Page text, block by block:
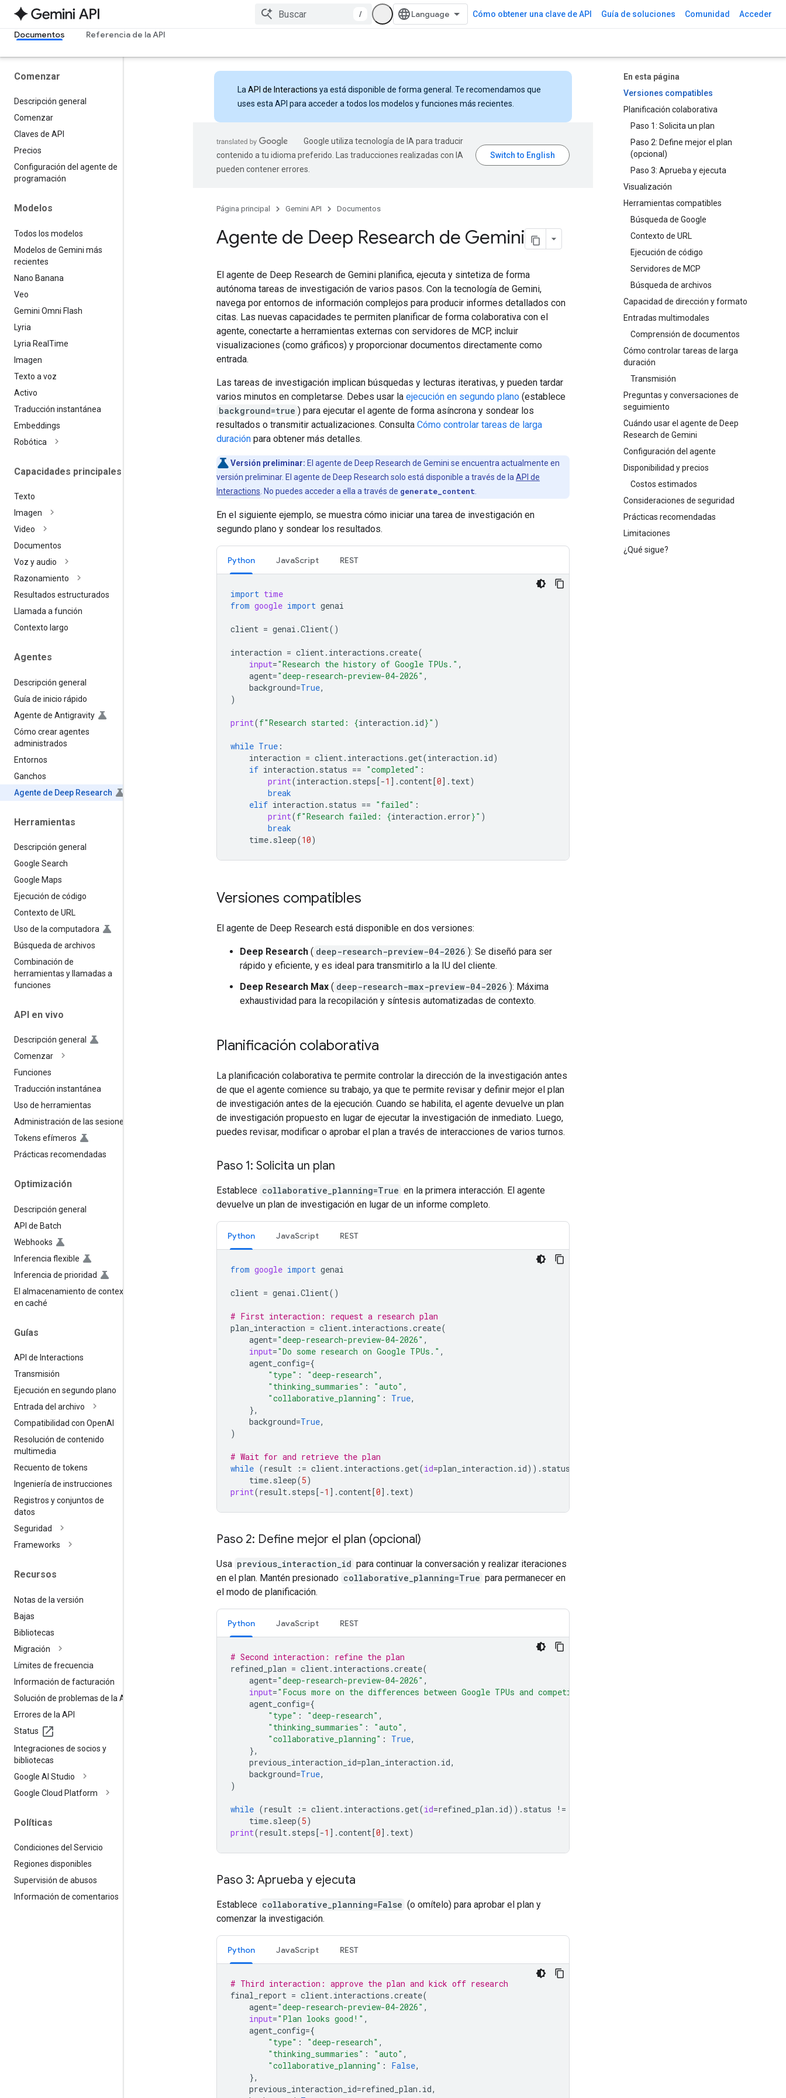
/ Cómo obtener una clave de API Guía de soluciones Comunidad Acceder
Documentos Referencia de la API
Comenzar
Descripción general
Comenzar
Claves de API
Precios
Configuración del agente de
programación
Modelos
Todos los modelos
Modelos de Gemini más
recientes
Nano Banana
Veo
Gemini Omni Flash
Lyria
Lyria Real Time
Imagen
Texto a voz
Activo
Traducción instantánea
Embeddings
Robótica
Capacidades principales
Texto
Imagen
Video
Documentos
Voz y audio
Razonamiento
Resultados estructurados
Llamada a función
Contexto largo
Agentes
Descripción general
Guía de inicio rápido
Agente de Antigravity
Cómo crear agentes
administrados
Entornos
Ganchos
Agente de Deep Research
Herramientas
Descripción general
Google Search
Google Maps
Ejecución de código
Contexto de URL
Uso de la computadora
Búsqueda de archivos
Combinación de
herramientas y llamadas a
funciones
API en vivo
Descripción general
Comenzar
Funciones
Traducción instantánea
Uso de herramientas
Administración de las sesiones
Tokens efímeros
Prácticas recomendadas
Optimización
Descripción general
API de Batch
Webhooks
Inferencia flexible
Inferencia de prioridad
El almacenamiento de contexto
en caché
Guías
API de Interactions
Transmisión
Ejecución en segundo plano
Entrada del archivo
Compatibilidad con OpenAI
Resolución de contenido
multimedia
Recuento de tokens
Ingeniería de instrucciones
Registros y conjuntos de
datos
Seguridad
Frameworks
Recursos
Notas de la versión
Bajas
Bibliotecas
Migración
Límites de frecuencia
Información de facturación
Solución de problemas de la API
Errores de la API
Status
Integraciones de socios y
bibliotecas
Google AI Studio
Google Cloud Platform
Políticas
Condiciones del Servicio
Regiones disponibles
Supervisión de abusos
Información de comentarios
En esta página
Versiones compatibles
Planificación colaborativa
Paso 1: Solicita un plan
Paso 2: Define mejor el plan
(opcional)
Paso 3: Aprueba y ejecuta
Visualización
Herramientas compatibles
Búsqueda de Google
Contexto de URL
Ejecución de código
Servidores de MCP
Búsqueda de archivos
Capacidad de dirección y formato
Entradas multimodales
Comprensión de documentos
Cómo controlar tareas de larga
duración
Transmisión
Preguntas y conversaciones de
seguimiento
Cuándo usar el agente de Deep
Research de Gemini
Configuración del agente
Disponibilidad y precios
Costos estimados
Consideraciones de seguridad
Prácticas recomendadas
Limitaciones
¿Qué sigue?
La API de Interactions ya está disponible de forma general. Te recomendamos que
uses esta API para acceder a todos los modelos y funciones más recientes.
Google utiliza tecnología de IA para traducir
contenido a tu idioma preferido. Las traducciones realizadas con IA
pueden contener errores.
Página principal Gemini API Documentos
Agente de Deep Research de Gemini
El agente de Deep Research de Gemini planifica, ejecuta y sintetiza de forma
autónoma tareas de investigación de varios pasos. Con la tecnología de Gemini,
navega por entornos de información complejos para producir informes detallados con
citas. Las nuevas capacidades te permiten planificar de forma colaborativa con el
agente, conectarte a herramientas externas con servidores de MCP, incluir
visualizaciones (como gráficos) y proporcionar documentos directamente como
entrada.
Las tareas de investigación implican búsquedas y lecturas iterativas, y pueden tardar
varios minutos en completarse. Debes usar la ejecución en segundo plano (establece
background=true ) para ejecutar el agente de forma asíncrona y sondear los
resultados o transmitir actualizaciones. Consulta Cómo controlar tareas de larga
duración para obtener más detalles.
Versión preliminar: El agente de Deep Research de Gemini se encuentra actualmente en
versión preliminar. El agente de Deep Research solo está disponible a través de la API de
Interactions . No puedes acceder a ella a través de generate_content
En el siguiente ejemplo, se muestra cómo iniciar una tarea de investigación en
segundo plano y sondear los resultados.
Python JavaScript REST
import time
from google import genai
client = genai .Client()
interaction = client. interactions .create(
input="Research the history of Google TPUs." ,
agent="deep-research-preview-04-2026" ,
background=True,
)
print(f"Research started: {interaction . id}" )
while True :
interaction = client. interactions .get(interaction . id)
if interaction . status == "completed" :
print(interaction . steps[-1 ] .content[0] . text)
break
elif interaction . status == "failed" :
print(f"Research failed: {interaction . error}" )
break
time. sleep(10)
Versiones compatibles
El agente de Deep Research está disponible en dos versiones:
Deep Research ( deep-research-preview-04-2026 ): Se diseñó para ser
rápido y eficiente, y es ideal para transmitirlo a la IU del cliente.
Deep Research Max ( deep-research-max-preview-04-2026 ): Máxima
exhaustividad para la recopilación y síntesis automatizadas de contexto.
Planificación colaborativa
La planificación colaborativa te permite controlar la dirección de la investigación antes
de que el agente comience su trabajo, ya que te permite revisar y definir mejor el plan
de investigación antes de la ejecución. Cuando se habilita, el agente devuelve un plan
de investigación propuesto en lugar de ejecutar la investigación de inmediato. Luego,
puedes revisar, modificar o aprobar el plan a través de interacciones de varios turnos.
Paso 1: Solicita un plan
Establece collaborative_planning=True en la primera interacción. El agente
devuelve un plan de investigación en lugar de un informe completo.
Python JavaScript REST
from google import genai
client = genai .Client()
# First interaction: request a research plan
plan_interaction = client. interactions .create(
agent="deep-research-preview-04-2026" ,
input="Do some research on Google TPUs." ,
agent_config={
"type" : "deep-research" ,
"thinking_summaries" : "auto" ,
"collaborative_planning" : True,
},
background=True,
)
# Wait for and retrieve the plan
while (result := client. interactions .get(id=plan_interaction . id)) . status
time. sleep(5)
print(result. steps[-1 ] .content[0] . text)
Paso 2: Define mejor el plan (opcional)
Usa previous_interaction_id para continuar la conversación y realizar iteraciones
en el plan. Mantén presionado collaborative_planning=True para permanecer en
el modo de planificación.
Python JavaScript REST
# Second interaction: refine the plan
refined_plan = client. interactions .create(
agent="deep-research-preview-04-2026" ,
input="Focus more on the differences between Google TPUs and competitor hardware, and less on the history."
agent_config={
"type" : "deep-research" ,
"thinking_summaries" : "auto" ,
"collaborative_planning" : True,
},
previous_interaction_id=plan_interaction . id,
background=True,
)
while (result := client. interactions .get(id=refined_plan . id)) . status !=
time. sleep(5)
print(result. steps[-1 ] .content[0] . text)
Paso 3: Aprueba y ejecuta
Establece collaborative_planning=False (o omítelo) para aprobar el plan y
comenzar la investigación.
Python JavaScript REST
# Third interaction: approve the plan and kick off research
final_report = client. interactions .create(
agent="deep-research-preview-04-2026" ,
input="Plan looks good!" ,
agent_config={
"type" : "deep-research" ,
"thinking_summaries" : "auto" ,
"collaborative_planning" : False,
},
previous_interaction_id=refined_plan . id,